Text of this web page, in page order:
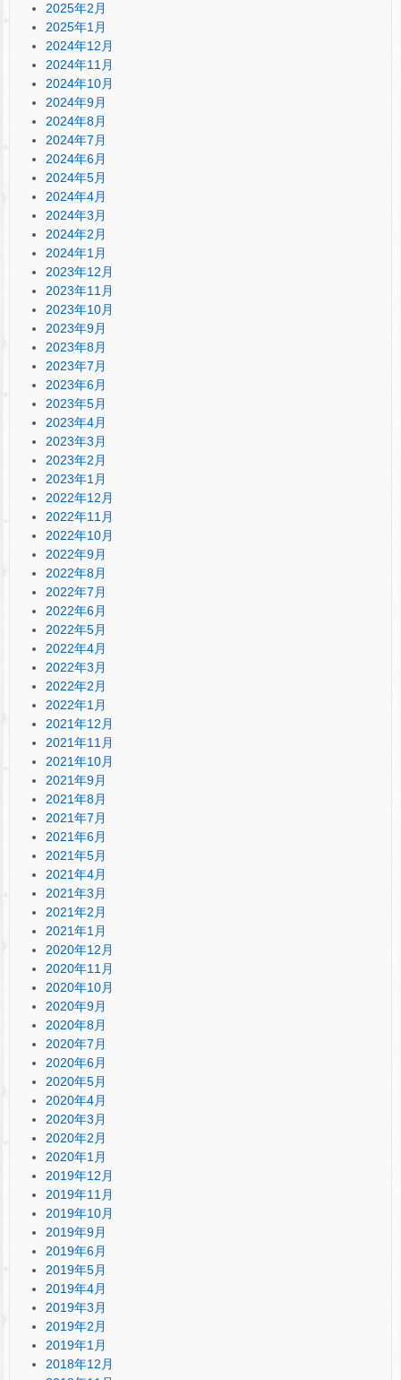
2025年2月
2025年1月
2024年12月
2024年11月
2024年10月
2024年9月
2024年8月
2024年7月
2024年6月
2024年5月
2024年4月
2024年3月
2024年2月
2024年1月
2023年12月
2023年11月
2023年10月
2023年9月
2023年8月
2023年7月
2023年6月
2023年5月
2023年4月
2023年3月
2023年2月
2023年1月
2022年12月
2022年11月
2022年10月
2022年9月
2022年8月
2022年7月
2022年6月
2022年5月
2022年4月
2022年3月
2022年2月
2022年1月
2021年12月
2021年11月
2021年10月
2021年9月
2021年8月
2021年7月
2021年6月
2021年5月
2021年4月
2021年3月
2021年2月
2021年1月
2020年12月
2020年11月
2020年10月
2020年9月
2020年8月
2020年7月
2020年6月
2020年5月
2020年4月
2020年3月
2020年2月
2020年1月
2019年12月
2019年11月
2019年10月
2019年9月
2019年6月
2019年5月
2019年4月
2019年3月
2019年2月
2019年1月
2018年12月